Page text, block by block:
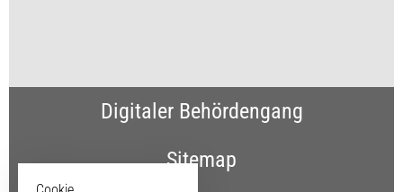
Digitaler Behördengang
Sitemap